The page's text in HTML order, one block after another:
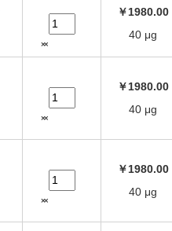
￥1980.00
40 μg
￥1980.00
40 μg
￥1980.00
40 μg